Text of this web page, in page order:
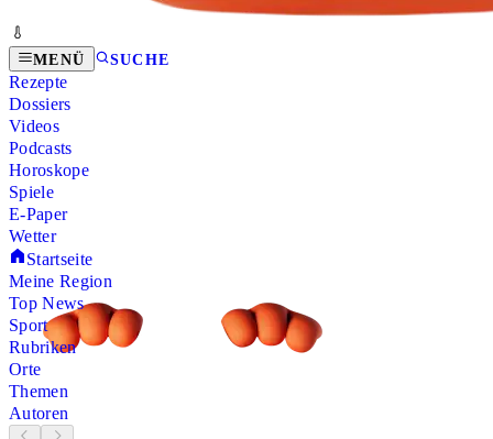
MENÜ SUCHE
Rezepte
Dossiers
Videos
Podcasts
Horoskope
Spiele
E-Paper
Wetter
Startseite
Meine Region
Top News
Sport
Rubriken
Orte
Themen
Autoren